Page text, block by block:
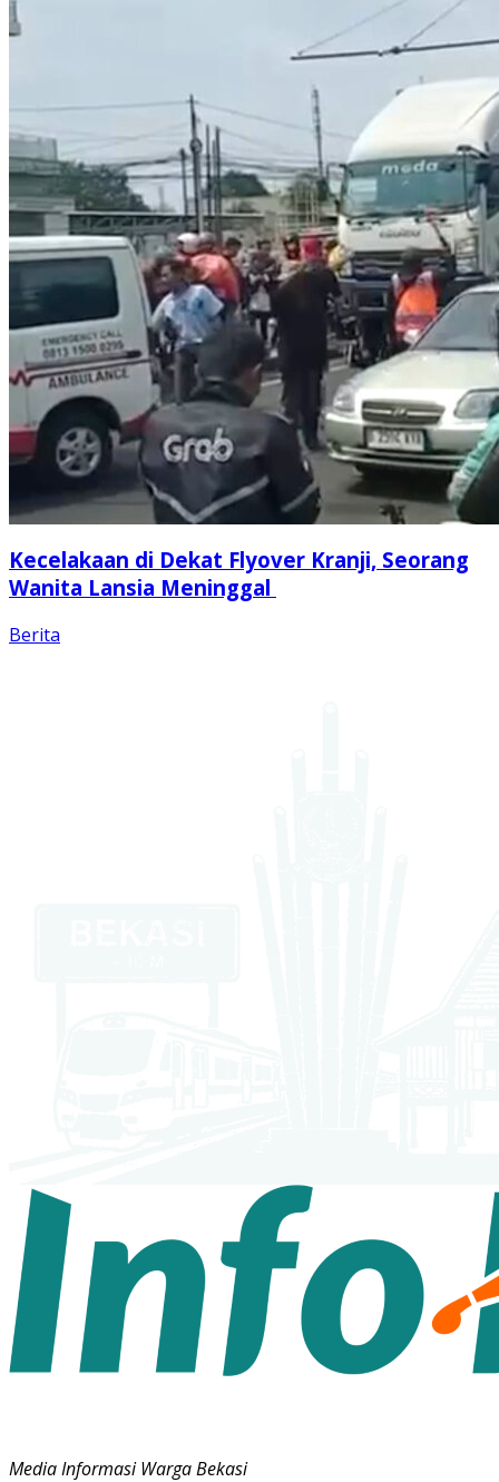
Kecelakaan di Dekat Flyover Kranji, Seorang
Wanita Lansia Meninggal
Berita
Media Informasi Warga Bekasi